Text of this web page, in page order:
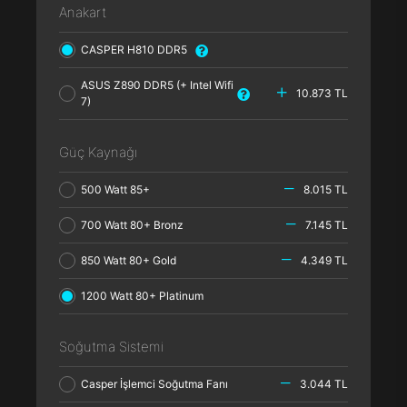
Anakart
CASPER H810 DDR5
ASUS Z890 DDR5 (+ Intel Wifi
7)
10.873 TL
Güç Kaynağı
500 Watt 85+ 8.015 TL
700 Watt 80+ Bronz 7.145 TL
850 Watt 80+ Gold 4.349 TL
1200 Watt 80+ Platinum
Soğutma Sistemi
Casper İşlemci Soğutma Fanı 3.044 TL